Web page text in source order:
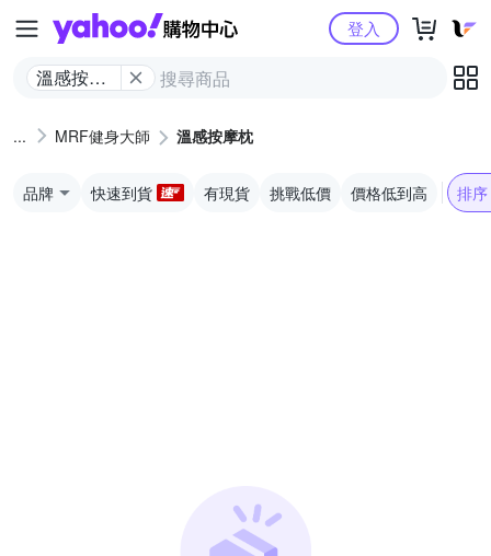
Yahoo購物中心
溫感按摩
登入
MRF健身大師 溫感按摩枕
品牌 快速到貨 有現貨 挑戰低價 價格低到高 排序